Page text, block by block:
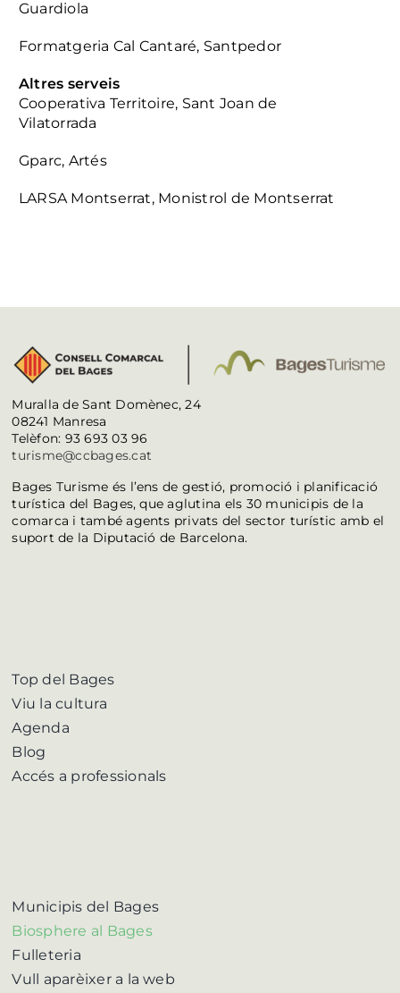
Guardiola
Formatgeria Cal Cantaré, Santpedor
Altres serveis
Cooperativa Territoire, Sant Joan de
Vilatorrada
Gparc, Artés
LARSA Montserrat, Monistrol de Montserrat
Muralla de Sant Domènec, 24
08241 Manresa
Telèfon: 93 693 03 96
turisme@ccbages.cat
Bages Turisme és l’ens de gestió, promoció i planificació
turística del Bages, que aglutina els 30 municipis de la
comarca i també agents privats del sector turístic amb el
suport de la Diputació de Barcelona.
Top del Bages
Viu la cultura
Agenda
Blog
Accés a professionals
Municipis del Bages
Biosphere al Bages
Fulleteria
Vull aparèixer a la web